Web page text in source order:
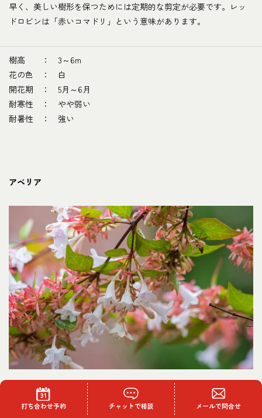
早く、美しい樹形を保つためには定期的な剪定が必要です。レッ
ドロビンは「赤いコマドリ」という意味があります。
樹高 ： 3～6m
花の色 ： 白
開花期 ： 5月～6月
耐寒性 ： やや弱い
耐暑性 ： 強い
アベリア
和名：花衝羽根空木 英名：Abelia
打ち合わせ予約 チャットで相談 メールで問合せ